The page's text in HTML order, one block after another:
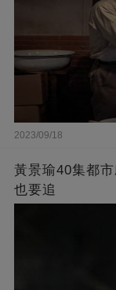
2023/09/18
黃景瑜40集都
也要追